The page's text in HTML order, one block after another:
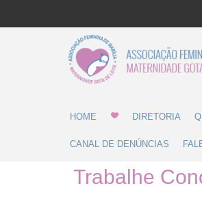
HOME DIRETORIA
CANAL DE DENÚNCIAS
Trabalhe